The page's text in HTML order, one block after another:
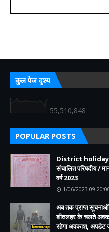
कुल पेज दृश्य
55,510,848
POPULAR POSTS
District holiday
संचालित परिषदीय /
वर्ष 2023
1/06/2023
अब तक प्राप्त
शीतलहर के चलते
रहेगा अवकाश, अपडेट